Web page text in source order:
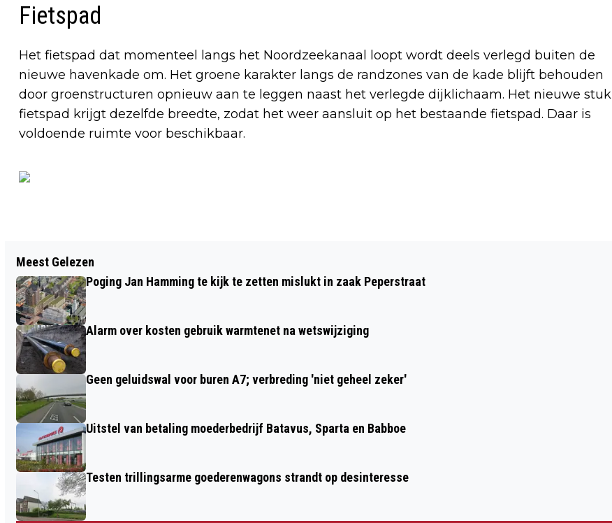
Fietspad
Het fietspad dat momenteel langs het Noordzeekanaal loopt wordt deels verlegd buiten de
nieuwe havenkade om. Het groene karakter langs de randzones van de kade blijft behouden
door groenstructuren opnieuw aan te leggen naast het verlegde dijklichaam. Het nieuwe stuk
fietspad krijgt dezelfde breedte, zodat het weer aansluit op het bestaande fietspad. Daar is
voldoende ruimte voor beschikbaar.
STELLA FIETSEN GAAT OPNIEUW IN DE
KOSTEN SNIJDEN
VANGKOOI, SPREEUW AL BEZWEKEN
Meest Gelezen
Poging Jan Hamming te kijk te zetten mislukt in zaak Peperstraat
Alarm over kosten gebruik warmtenet na wetswijziging
Geen geluidswal voor buren A7; verbreding 'niet geheel zeker'
Uitstel van betaling moederbedrijf Batavus, Sparta en Babboe
Testen trillingsarme goederenwagons strandt op desinteresse